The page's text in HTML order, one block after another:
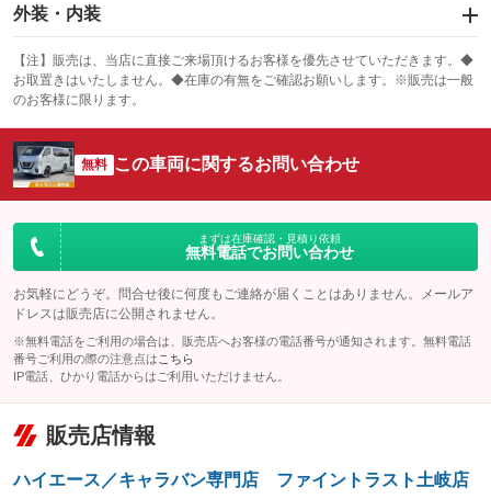
エアバッグ：運転席
：装備あり
：装備あり
サンルーフ
：装備なし ABS
エアコン
：装備あり Wエアコン
：装備なし
リフトアップ
：装備なし パワーステアリング
：装備あり
ダウンヒルアシストコントロール
パワーウィンドウ
：装備あり 盗難防止システム
：装備あり
：装備なし
USB入力端子
：装備あり
100V電源
：装備なし
：装備なし
レンタカーアップ
：装備なし
電動格納ミラー
：装備あり
外装・内装
カーナビ：メモリーナビ他
：装備あり
TV：フルセグ
：装備あり
オーディオ：MDまたはMDチェンジャー／CDまたはCDチェンジャー／
ミュージックプレイヤー接続可／ミュージックサーバー
：装備あり
ビジュアル：-／DVD再生
：装備あり
：装備あり
革シート
：装備なし ハーフレザーシート
：装備なし
キーレス
：装備あり LEDヘッドランプ
：装備あり
：装備なし ：装備なし
バックカメラ
：装備あり
エアロ スマートキー
ローダウン
：装備なし
パワーシート
：装備なし 3列シート
：装備なし
【注】販売は、当店に直接ご来場頂けるお客様を優先させていただきます。◆
お取置きはいたしません。◆在庫の有無をご確認お願いします。※販売は一般
のお客様に限ります。
無料 この車両に関するお問い合わせ
まずは在庫確認・見積り依頼
無料電話でお問い合わせ
お気軽にどうぞ。問合せ後に何度もご連絡が届くことはありません。メールア
ドレスは販売店に公開されません。
※無料電話をご利用の場合は、販売店へお客様の電話番号が通知されます。無料電話
番号ご利用の際の注意点は こちら
IP電話、ひかり電話からはご利用いただけません。
販売店情報
ハイエース／キャラバン専門店 ファイントラスト土岐店